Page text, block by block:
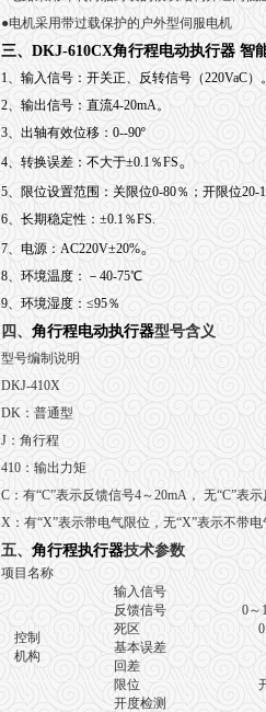
●电机采用带过载保护的户外型伺服电机
三、 DKJ-610CX角行程电动执行器 智
1、输入信号：开关正、反转信号（220VaC）
2、输出信号：直流4-20mA。
3、出轴有效位移：0--90º
4、转换误差：不大于±0.1％FS 。
5、限位设置范围：关限位0-80％；开限位20-
6、长期稳定性：±0.1％FS.
7、电源：AC220V±20%。
8、环境温度：－40-75℃
9、环境湿度：≤95％
四、 角行程电动执行器型号含义
型号编制说明
DKJ-410X
DK：普通型
J：角行程
410：输出力矩
C：有“C”表示反馈信号4～20mA， 无“C”表
X：有“X”表示带电气限位，无“X”表示不带电
五、 角行程执行器技术参数
项目名称
控制
机构
输入信号
反馈信号
0～
死区
基本误差
回差
限位
开度检测
精密导